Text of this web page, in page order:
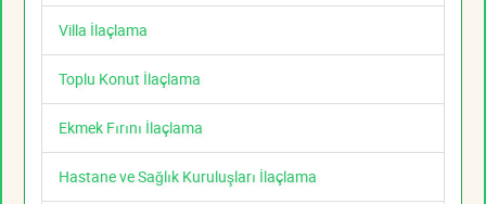
Villa İlaçlama
Toplu Konut İlaçlama
Ekmek Fırını İlaçlama
Hastane ve Sağlık Kuruluşları İlaçlama